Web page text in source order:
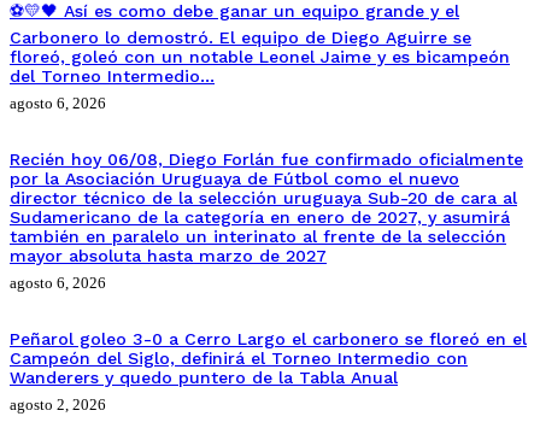
⚽💛🖤 Así es como debe ganar un equipo grande y el
Carbonero lo demostró. El equipo de Diego Aguirre se
floreó, goleó con un notable Leonel Jaime y es bicampeón
del Torneo Intermedio…
agosto 6, 2026
Recién hoy 06/08, Diego Forlán fue confirmado oficialmente
por la Asociación Uruguaya de Fútbol como el nuevo
director técnico de la selección uruguaya Sub-20 de cara al
Sudamericano de la categoría en enero de 2027, y asumirá
también en paralelo un interinato al frente de la selección
mayor absoluta hasta marzo de 2027
agosto 6, 2026
Peñarol goleo 3-0 a Cerro Largo el carbonero se floreó en el
Campeón del Siglo, definirá el Torneo Intermedio con
Wanderers y quedo puntero de la Tabla Anual
agosto 2, 2026